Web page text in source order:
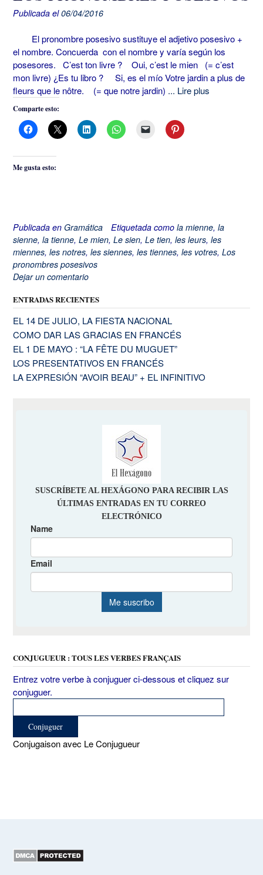
Publicada el06/04/2016
El pronombre posesivo sustituye el adjetivo posesivo +
el nombre. Concuerda con el nombre y varía según los
posesores. C’est ton livre ? Oui, c’est le mien (= c’est
mon livre) ¿Es tu libro ? Si, es el mío Votre jardin a plus de
fleurs que le nôtre. (= que notre jardin) ... Lire plus
Comparte esto:
Me gusta esto:
Publicada en Gramática Etiquetada como la mienne, la
sienne, la tienne, Le mien, Le sien, Le tien, les leurs, les
miennes, les notres, les siennes, les tiennes, les votres, Los
pronombres posesivos
Dejar un comentario
ENTRADAS RECIENTES
EL 14 DE JULIO, LA FIESTA NACIONAL
COMO DAR LAS GRACIAS EN FRANCÉS
EL 1 DE MAYO : “LA FÊTE DU MUGUET”
LOS PRESENTATIVOS EN FRANCÉS
LA EXPRESIÓN “AVOIR BEAU” + EL INFINITIVO
CONJUGUEUR : TOUS LES VERBES FRANÇAIS
Entrez votre verbe à conjuguer ci-dessous et cliquez sur
conjuguer.
Conjugaison avec Le Conjugueur